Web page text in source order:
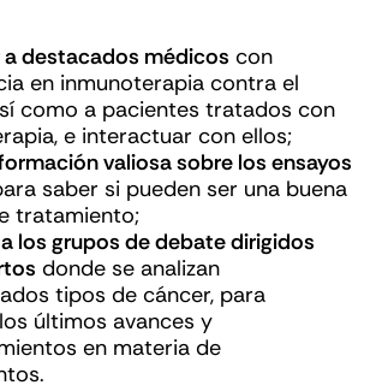
a destacados médicos con
en inmunoterapia contra el
como a pacientes tratados con
e interactuar con ellos;
valiosa sobre los ensayos
saber si pueden ser una buena
tratamiento;
los grupos de debate dirigidos
donde se analizan
tipos de cáncer, para
últimos avances y
en materia de